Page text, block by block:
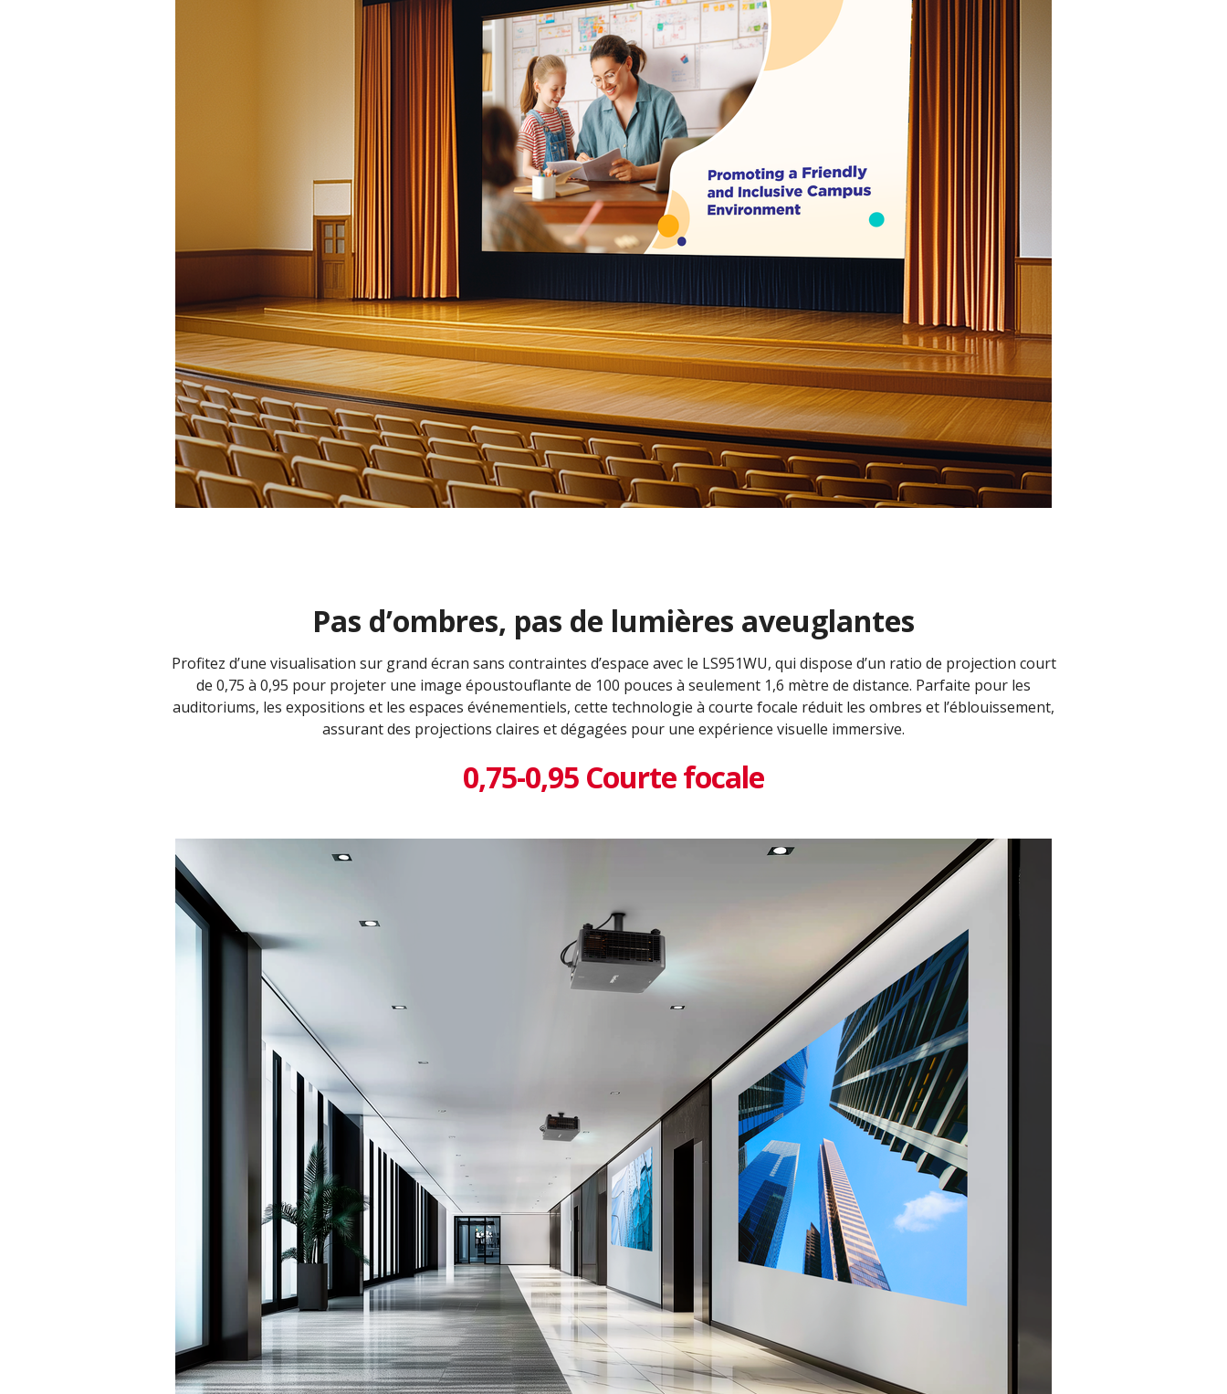
Pas d’ombres, pas de lumières aveuglantes
Profitez d’une visualisation sur grand écran sans contraintes d’espace avec le LS951WU, qui dispose d’un ratio de projection court
de 0,75 à 0,95 pour projeter une image époustouflante de 100 pouces à seulement 1,6 mètre de distance. Parfaite pour les
auditoriums, les expositions et les espaces événementiels, cette technologie à courte focale réduit les ombres et l’éblouissement,
assurant des projections claires et dégagées pour une expérience visuelle immersive.
0,75-0,95 Courte focale